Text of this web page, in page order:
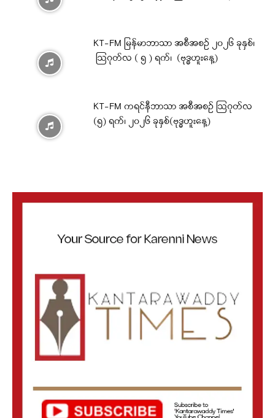
KT-FM မြန်မာဘာသာ အစီအစဉ် ၂၀၂၆ ခုနှစ်၊
ဩဂုတ်လ ( ၅ ) ရက်၊ (ဗုဒ္ဓဟူးနေ့)
KT-FM ကရင်နီဘာသာ အစီအစဉ် ဩဂုတ်လ
(၅) ရက်၊ ၂၀၂၆ ခုနှစ်(ဗုဒ္ဓဟူးနေ့)